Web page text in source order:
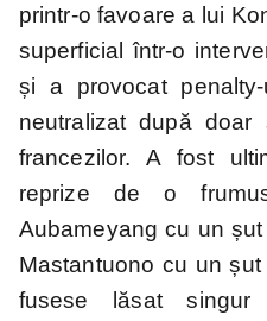
printr-o favoare a lui
superficial într-o
și a provocat
neutralizat după doar
francezilor. A fost
reprize de o
Aubameyang cu un
Mastantuono cu un
fusese lăsat